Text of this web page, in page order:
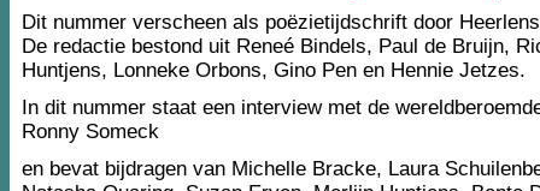
Dit nummer verscheen als poëzietijdschrift door
De redactie bestond uit Reneé Bindels, Paul de Bruijn,
Huntjens, Lonneke Orbons, Gino Pen en Hennie Jetzes.
In dit nummer staat een interview met de
Ronny Someck
en bevat bijdragen van Michelle Bracke, Laura